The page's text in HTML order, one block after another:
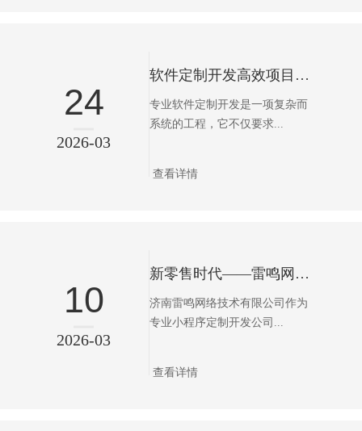
24
2026-03
软件定制开发高效项目管理
专业软件定制开发是一项复杂而
系统的工程，它不仅要求...
查看详情
10
2026-03
新零售时代——雷鸣网络商城系统如何赋能企业增长
济南雷鸣网络技术有限公司作为
专业小程序定制开发公司...
查看详情